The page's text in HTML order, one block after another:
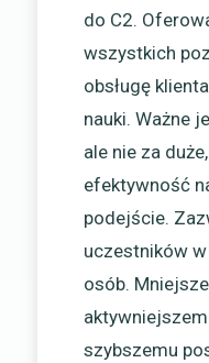
do C2.
wszystkich
obsługę
nauki. Ważne
ale nie za
efektywność
podejście.
uczestników
osób.
szybszemu